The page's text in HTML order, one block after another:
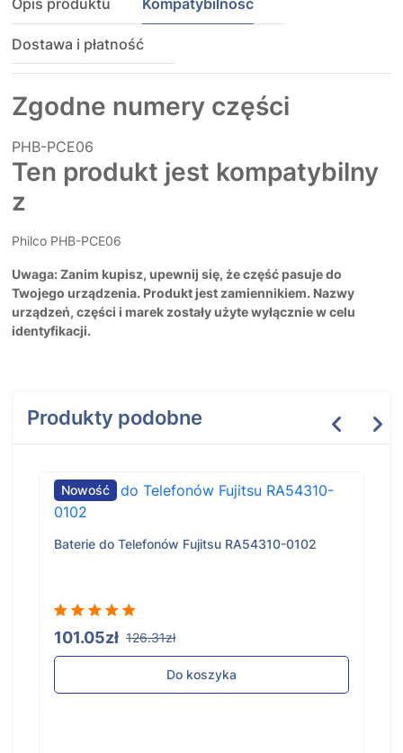
Opis produktu Kompatybilność
Dostawa i płatność
Zgodne numery części
PHB-PCE06
Ten produkt jest kompatybilny
z
Philco PHB-PCE06
Uwaga: Zanim kupisz, upewnij się, że część pasuje do
Twojego urządzenia. Produkt jest zamiennikiem. Nazwy
urządzeń, części i marek zostały użyte wyłącznie w celu
identyfikacji.
Produkty podobne
Nowość
Baterie do Telefonów Fujitsu RA54310-0102
101.05zł 126.31zł
Do koszyka